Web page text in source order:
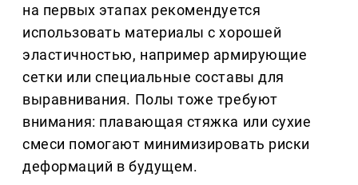
на первых этапах рекомендуется
использовать материалы с хорошей
эластичностью, например армирующие
сетки или специальные составы для
выравнивания. Полы тоже требуют
внимания: плавающая стяжка или сухие
смеси помогают минимизировать риски
деформаций в будущем.